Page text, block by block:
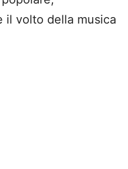
il volto della musica